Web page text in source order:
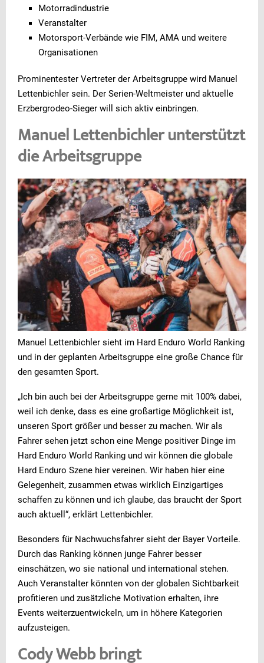
Motorradindustrie
Veranstalter
Motorsport-Verbände wie FIM, AMA und weitere
Organisationen
Prominentester Vertreter der Arbeitsgruppe wird Manuel
Lettenbichler sein. Der Serien-Weltmeister und aktuelle
Erzbergrodeo-Sieger will sich aktiv einbringen.
Manuel Lettenbichler unterstützt
die Arbeitsgruppe
Manuel Lettenbichler sieht im Hard Enduro World Ranking
und in der geplanten Arbeitsgruppe eine große Chance für
den gesamten Sport.
„Ich bin auch bei der Arbeitsgruppe gerne mit 100% dabei,
weil ich denke, dass es eine großartige Möglichkeit ist,
unseren Sport größer und besser zu machen. Wir als
Fahrer sehen jetzt schon eine Menge positiver Dinge im
Hard Enduro World Ranking und wir können die globale
Hard Enduro Szene hier vereinen. Wir haben hier eine
Gelegenheit, zusammen etwas wirklich Einzigartiges
schaffen zu können und ich glaube, das braucht der Sport
auch aktuell“, erklärt Lettenbichler.
Besonders für Nachwuchsfahrer sieht der Bayer Vorteile.
Durch das Ranking können junge Fahrer besser
einschätzen, wo sie national und international stehen.
Auch Veranstalter könnten von der globalen Sichtbarkeit
profitieren und zusätzliche Motivation erhalten, ihre
Events weiterzuentwickeln, um in höhere Kategorien
aufzusteigen.
Cody Webb bringt